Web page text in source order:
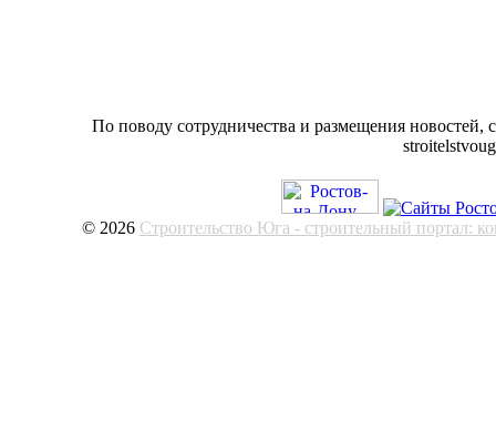
По поводу сотрудничества и размещения
© 2026 Строительство Юга - строительный портал: